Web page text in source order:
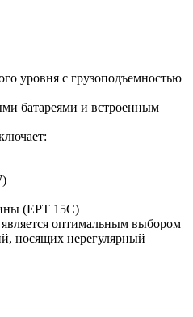
уровня с грузоподъемностью
батареями и встроенным
(EPT 15C)
оптимальным выбором
носящих нерегулярный